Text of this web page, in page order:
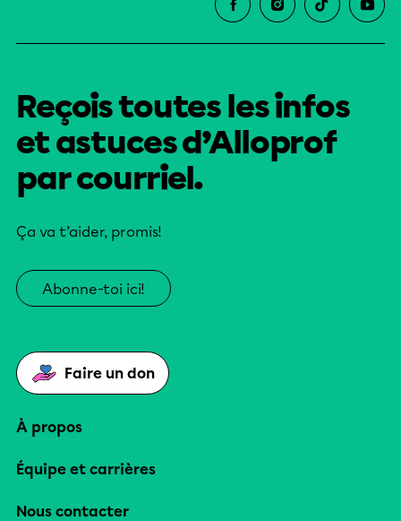
Reçois toutes les infos
et astuces d’Alloprof
par courriel.
Ça va t’aider, promis!
Abonne-toi ici!
Faire un don
À propos
Équipe et carrières
Nous contacter